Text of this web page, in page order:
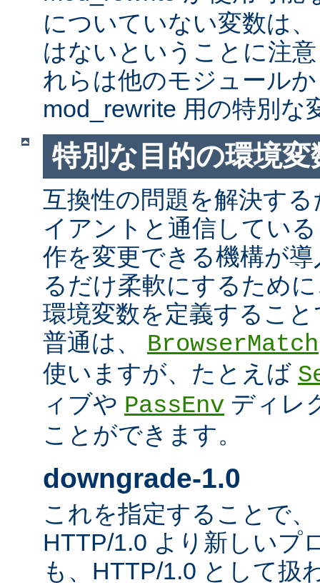
についていない変数は
はないということに注
れらは他のモジュール
mod_rewrite 用の特別な
特別な目的の環境変
互換性の問題を解決す
イアントと通信してい
作を変更できる機構が
るだけ柔軟にするため
環境変数を定義するこ
普通は、 BrowserMatch
使いますが、たとえば
ィブや PassEnv ディレ
ことができます。
downgrade-1.0
これを指定することで
HTTP/1.0 より新しいプ
も、HTTP/1.0 として扱